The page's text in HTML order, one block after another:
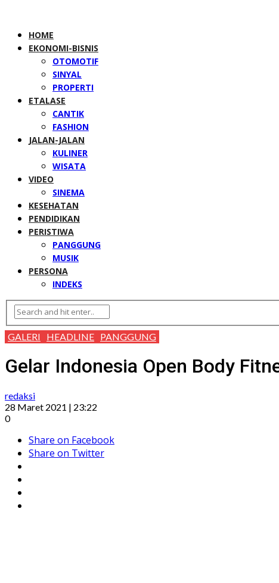
HOME
EKONOMI-BISNIS
OTOMOTIF
SINYAL
PROPERTI
ETALASE
CANTIK
FASHION
JALAN-JALAN
KULINER
WISATA
VIDEO
SINEMA
KESEHATAN
PENDIDIKAN
PERISTIWA
PANGGUNG
MUSIK
PERSONA
INDEKS
GALERI HEADLINE PANGGUNG
Gelar Indonesia Open Body
redaksi
28 Maret 2021 | 23:22
0
Share on Facebook
Share on Twitter